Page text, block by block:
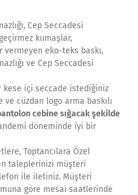
Cep Seccadesi
kumaşlar,
vermeyen eko-teks baskı,
ve Cep Seccadesi
kese içi seccade istediğiniz
cüzdan logo arma baskılı
cebine sığacak şekilde
döneminde iyi bir
Toptancılara Özel
taleplerinizi müşteri
ile iletiniz. Müşteri
göre mesai saatlerinde